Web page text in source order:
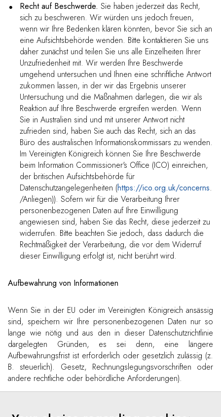
Recht auf Beschwerde. Sie haben jederzeit das Recht,
sich zu beschweren. Wir würden uns jedoch freuen,
wenn wir Ihre Bedenken klären könnten, bevor Sie sich an
eine Aufsichtsbehörde wenden. Bitte kontaktieren Sie uns
daher zunächst und teilen Sie uns alle Einzelheiten Ihrer
Unzufriedenheit mit. Wir werden Ihre Beschwerde
umgehend untersuchen und Ihnen eine schriftliche Antwort
zukommen lassen, in der wir das Ergebnis unserer
Untersuchung und die Maßnahmen darlegen, die wir als
Reaktion auf Ihre Beschwerde ergreifen werden. Wenn
Sie in Australien sind und mit unserer Antwort nicht
zufrieden sind, haben Sie auch das Recht, sich an das
Büro des australischen Informationskommissars zu wenden.
Im Vereinigten Königreich können Sie Ihre Beschwerde
beim Information Commissioner's Office (ICO) einreichen,
der britischen Aufsichtsbehörde für
Datenschutzangelegenheiten (https://ico.org.uk/concerns.
/Anliegen)). Sofern wir für die Verarbeitung Ihrer
personenbezogenen Daten auf Ihre Einwilligung
angewiesen sind, haben Sie das Recht, diese jederzeit zu
widerrufen. Bitte beachten Sie jedoch, dass dadurch die
Rechtmäßigkeit der Verarbeitung, die vor dem Widerruf
dieser Einwilligung erfolgt ist, nicht berührt wird.
Aufbewahrung von Informationen
Wenn Sie in der EU oder im Vereinigten Königreich ansässig
sind, speichern wir Ihre personenbezogenen Daten nur so
lange wie nötig und aus den in dieser Datenschutzrichtlinie
dargelegten Gründen, es sei denn, eine längere
Aufbewahrungsfrist ist erforderlich oder gesetzlich zulässig (z.
B. steuerlich). Gesetz, Rechnungslegungsvorschriften oder
andere rechtliche oder behördliche Anforderungen).